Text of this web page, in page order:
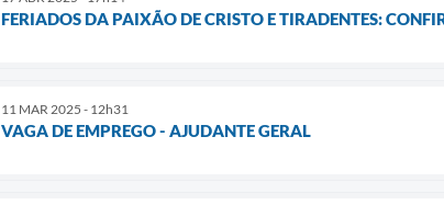
FERIADOS DA PAIXÃO DE CRISTO E TIRADENTES:
11 MAR 2025 - 12h31
VAGA DE EMPREGO - AJUDANTE GERAL